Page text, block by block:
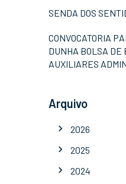
SENDA DOS
CONVOCATORIA
DUNHA BOLSA DE
AUXILIARES
Arquivo
2026
2025
2024